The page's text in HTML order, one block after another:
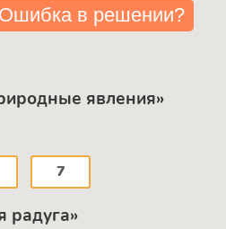
Ошибка в решении?
явления»
7
радуга»